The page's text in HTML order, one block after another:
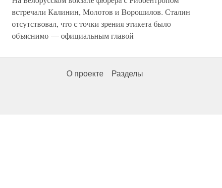
встречали Калинин, Молотов и Ворошилов. Сталин
отсутствовал, что с точки зрения этикета было
объяснимо — официальным главой
О проекте Разделы